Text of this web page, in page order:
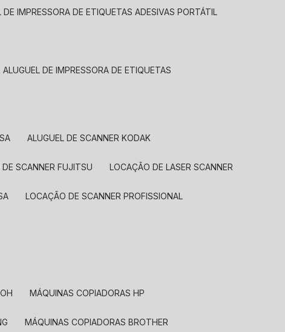
DE IMPRESSORA DE ETIQUETAS ADESIVAS PORTÁTIL
ALUGUEL DE IMPRESSORA DE ETIQUETAS
ALUGUEL DE SCANNER KODAK
DE SCANNER FUJITSU LOCAÇÃO DE LASER SCANNER
LOCAÇÃO DE SCANNER PROFISSIONAL
MÁQUINAS COPIADORAS HP
MÁQUINAS COPIADORAS BROTHER